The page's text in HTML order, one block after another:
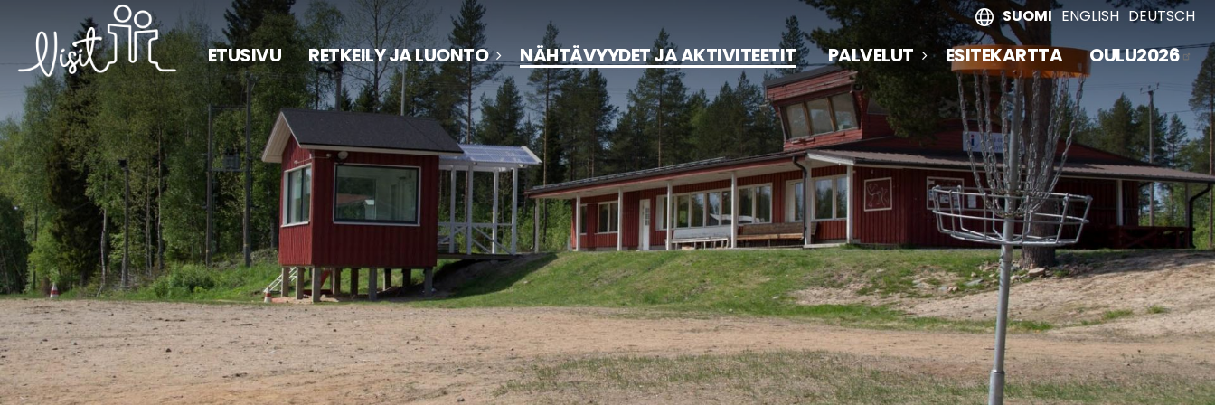
ETUSIVU RETKEILY JA LUONTO NÄHTÄVYYDET JA AKTIVITEETIT PALVELUT ESITEKARTTA OULU2026
ENGLISH
SUOMI DEUTSCH